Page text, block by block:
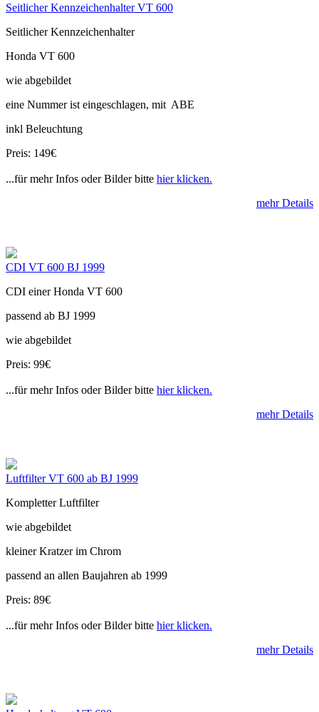
Seitlicher Kennzeichenhalter VT 600
Seitlicher Kennzeichenhalter
Honda VT 600
wie abgebildet
eine Nummer ist eingeschlagen, mit ABE
inkl Beleuchtung
Preis: 149€
...für mehr Infos oder Bilder bitte hier klicken.
mehr Details
CDI VT 600 BJ 1999
CDI einer Honda VT 600
passend ab BJ 1999
wie abgebildet
Preis: 99€
...für mehr Infos oder Bilder bitte hier klicken.
mehr Details
Luftfilter VT 600 ab BJ 1999
Kompletter Luftfilter
wie abgebildet
kleiner Kratzer im Chrom
passend an allen Baujahren ab 1999
Preis: 89€
...für mehr Infos oder Bilder bitte hier klicken.
mehr Details